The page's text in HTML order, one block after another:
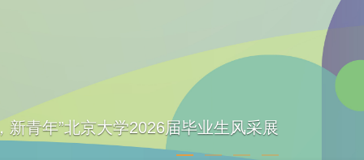
新青年”北京大学2026届毕业生风采展